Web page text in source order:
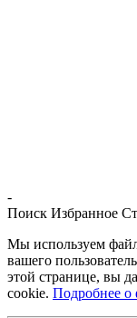
-
Поиск Избранное
Мы используем
вашего
этой странице, вы
cookie. Подробнее о